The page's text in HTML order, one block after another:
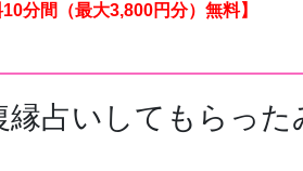
10分間（最大3,800円分）無料】
占いしてもらった